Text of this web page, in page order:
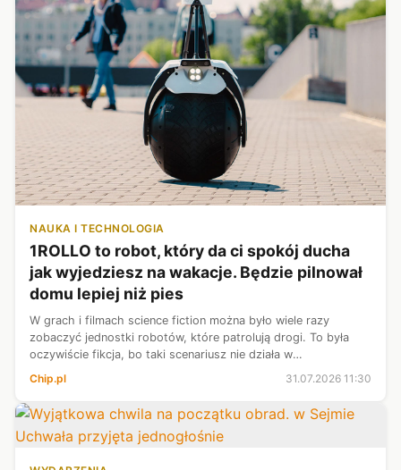
NAUKA I TECHNOLOGIA
1ROLLO to robot, który da ci spokój ducha
jak wyjedziesz na wakacje. Będzie pilnował
domu lepiej niż pies
W grach i filmach science fiction można było wiele razy
zobaczyć jednostki robotów, które patrolują drogi. To była
oczywiście fikcja, bo taki scenariusz nie działa w
rzeczywistości, ale 1ROLLO ma to zmienić, ma to być pierwszy
autonomiczny robot stró...
Chip.pl 31.07.2026 11:30